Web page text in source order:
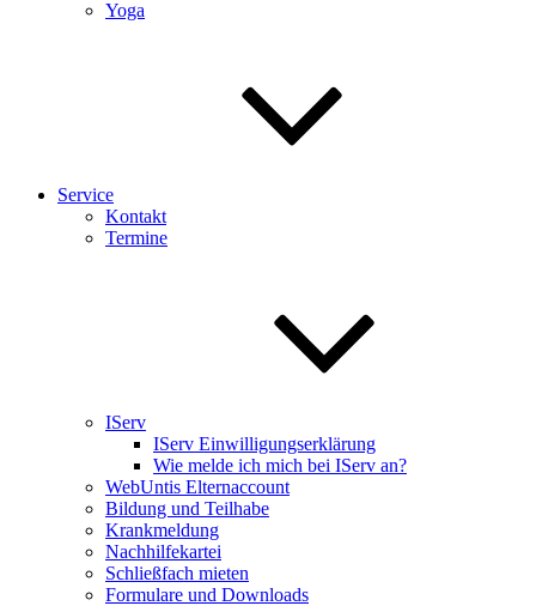
Yoga
Service
Kontakt
Termine
IServ
IServ Einwilligungserklärung
Wie melde ich mich bei IServ an?
WebUntis Elternaccount
Bildung und Teilhabe
Krankmeldung
Nachhilfekartei
Schließfach mieten
Formulare und Downloads